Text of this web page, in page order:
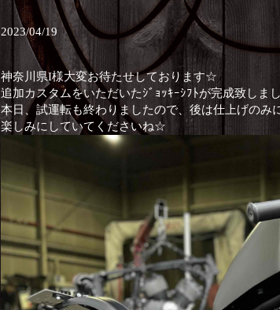
2023/04/19
神奈川県I様大変お待たせしております☆
追加カスタムをいただいたｼﾞｮｯｷｰｼﾌﾄが完成致しま
本日、試運転も終わりましたので、後は仕上げのみ
楽しみにしていてくださいね☆